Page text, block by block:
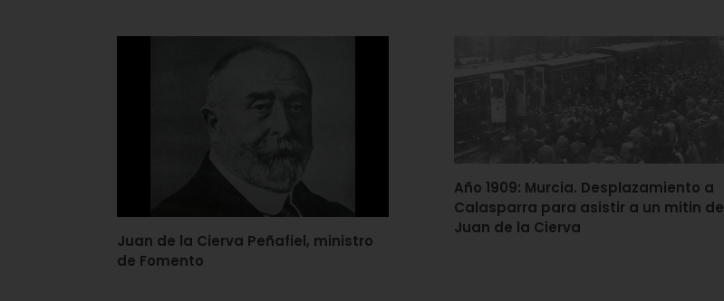
Juan de la Cierva Peñafiel, ministro
de Fomento
Año 1909: Murcia. Desplazamiento a
Calasparra para asistir a un mitin de
Juan de la Cierva